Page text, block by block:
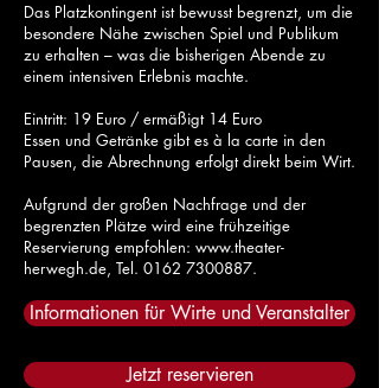
Das Platzkontingent ist bewusst begrenzt, um die
besondere Nähe zwischen Spiel und Publikum
zu erhalten – was die bisherigen Abende zu
einem intensiven Erlebnis machte.
Eintritt: 19 Euro / ermäßigt 14 Euro
Essen und Getränke gibt es à la carte in den
Pausen, die Abrechnung erfolgt direkt beim Wirt.
Aufgrund der großen Nachfrage und der
begrenzten Plätze wird eine frühzeitige
Reservierung empfohlen: www.theater-
herwegh.de, Tel. 0162 7300887.
Informationen für Wirte und Veranstalter
Jetzt reservieren